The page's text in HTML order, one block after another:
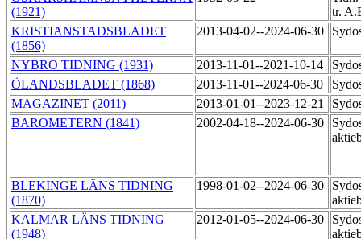
(1921)
tr.
KRISTIANSTADSBLADET
(1856)
2013-04-02--2024-06-30
NYBRO TIDNING (1931) 2013-11-01--2021-10-14
ÖLANDSBLADET (1868)
2013-11-01--2024-06-30
MAGAZINET (2011)
2013-01-01--2023-12-21
BAROMETERN (1841)
2002-04-18--2024-06-30
BLEKINGE LÄNS TIDNING
(1870)
1998-01-02--2024-06-30
KALMAR LÄNS TIDNING
(1948)
2012-01-05--2024-06-30